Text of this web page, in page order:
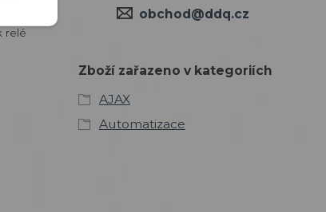
o
relé
obchod@ddq.cz
Zboží zařazeno v kategoriích
AJAX
Automatizace